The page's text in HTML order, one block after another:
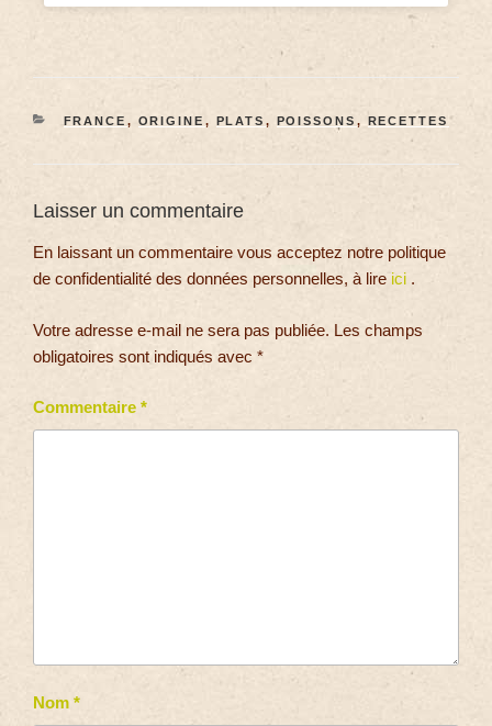
FRANCE , ORIGINE , PLATS , POISSONS , RECETTES
Laisser un commentaire
En laissant un commentaire vous acceptez notre politique
de confidentialité des données personnelles, à lire ici .
Votre adresse e-mail ne sera pas publiée. Les champs
obligatoires sont indiqués avec *
Commentaire *
Nom *